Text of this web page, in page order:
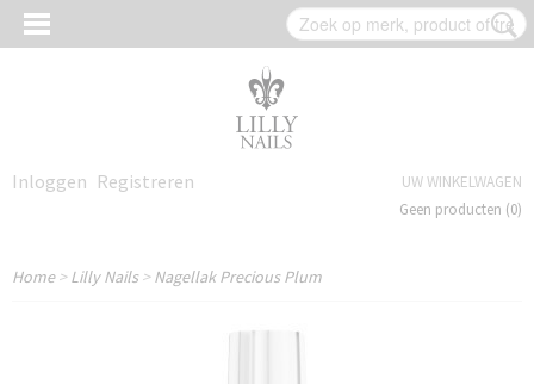
Inloggen Registreren
UW WINKELWAGEN
Geen producten (0)
Home>Lilly Nails>Nagellak Precious Plum